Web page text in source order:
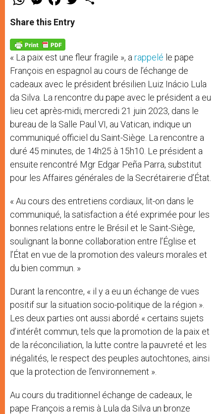
t
s
p
p
e
s
e
g
e
r
a
e
b
o
k
w
Share this Entry
« La paix est une fleur fragile », a rappelé le pape
François en espagnol au cours de l’échange de
cadeaux avec le président brésilien Luiz Inácio Lula
da Silva. La rencontre du pape avec le président a eu
lieu cet après-midi, mercredi 21 juin 2023, dans le
bureau de la Salle Paul VI, au Vatican, indique un
communiqué officiel du Saint-Siège. La rencontre a
duré 45 minutes, de 14h25 à 15h10. Le président a
ensuite rencontré Mgr Edgar Peña Parra, substitut
pour les Affaires générales de la Secrétairerie d’État.
« Au cours des entretiens cordiaux, lit-on dans le
communiqué, la satisfaction a été exprimée pour les
bonnes relations entre le Brésil et le Saint-Siège,
soulignant la bonne collaboration entre l’Église et
l’État en vue de la promotion des valeurs morales et
du bien commun. »
Durant la rencontre, « il y a eu un échange de vues
positif sur la situation socio-politique de la région ».
Les deux parties ont aussi abordé « certains sujets
d’intérêt commun, tels que la promotion de la paix et
de la réconciliation, la lutte contre la pauvreté et les
inégalités, le respect des peuples autochtones, ainsi
que la protection de l’environnement ».
Au cours du traditionnel échange de cadeaux, le
pape François a remis à Lula da Silva un bronze